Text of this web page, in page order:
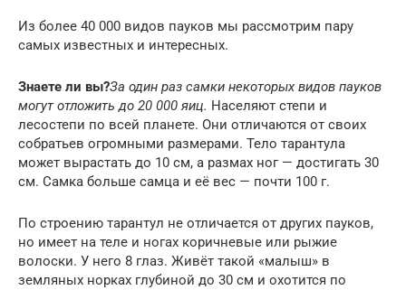
Из более 40 000 видов пауков мы рассмотрим пару
самых известных и интересных.
Знаете ли вы?За один раз самки некоторых видов пауков
могут отложить до 20 000 яиц. Населяют степи и
лесостепи по всей планете. Они отличаются от своих
собратьев огромными размерами. Тело тарантула
может вырастать до 10 см, а размах ног — достигать 30
см. Самка больше самца и её вес — почти 100 г.
По строению тарантул не отличается от других пауков,
но имеет на теле и ногах коричневые или рыжие
волоски. У него 8 глаз. Живёт такой «малыш» в
земляных норках глубиной до 30 см и охотится по